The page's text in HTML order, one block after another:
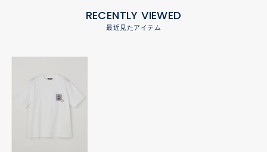
RECENTLY VIEWED
最近見たアイテム